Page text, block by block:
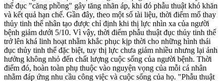
thể đục "căng phồng" gây tăng nhãn áp, khi đó phẫu thuật khó khăn
và kết quả hạn chế. Gần đây, theo một số tài liệu, thời điểm mổ thay
thủy tinh thể nhân tạo được chỉ định khi thị lực nhìn xa của người
bệnh giảm dưới 5/10. Vì vậy, thời điểm phẫu thuật đục thủy tinh thể
trở lên khá linh hoạt nhằm khắc phục kịp thời cho những hình thái
đục thủy tinh thể đặc biệt, tuy thị lực chưa giảm nhiều nhưng lại ảnh
hưởng không nhỏ đến chất lượng cuộc sống của người bệnh. Thời
điểm đó, hoàn toàn phụ thuộc vào nguyện vọng của mỗi cá nhân
nhằm đáp ứng nhu cầu công việc và cuộc sống của họ. "Phẫu thuật